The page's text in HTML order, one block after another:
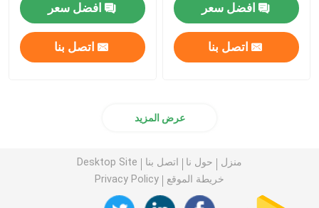
افضل سعر
اتصل بنا
افضل سعر
اتصل بنا
عرض المزيد
منزل حول نا اتصل بنا
Desktop Site
خريطة الموقع
Privacy Policy